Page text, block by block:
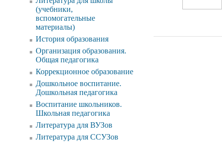
(учебники,
вспомогательные
материалы)
История образования
Организация образования.
Общая педагогика
Коррекционное образование
Дошкольное воспитание.
Дошкольная педагогика
Воспитание школьников.
Школьная педагогика
Литература для ВУЗов
Литература для ССУЗов